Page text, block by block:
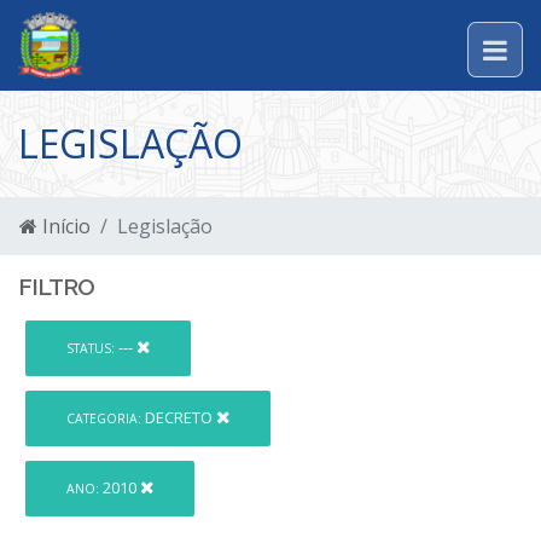
LEGISLAÇÃO
Início Legislação
FILTRO
STATUS: ---
CATEGORIA: DECRETO
ANO: 2010